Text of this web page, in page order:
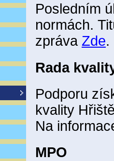
Posledním
normách.
zpráva Zde.
Rada
Podporu
kvality
Na
MPO